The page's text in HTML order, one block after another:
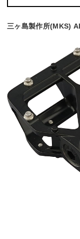
三ヶ島製作所(MKS)